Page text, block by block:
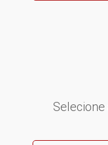
Selecione